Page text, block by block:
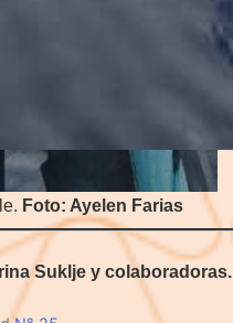
Foto: Ayelen Farias
Suklje y colaboradoras.